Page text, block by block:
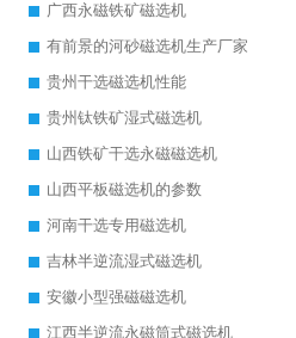
广西永磁铁矿磁选机
有前景的河砂磁选机生产厂家
贵州干选磁选机性能
贵州钛铁矿湿式磁选机
山西铁矿干选永磁磁选机
山西平板磁选机的参数
河南干选专用磁选机
吉林半逆流湿式磁选机
安徽小型强磁磁选机
江西半逆流永磁筒式磁选机